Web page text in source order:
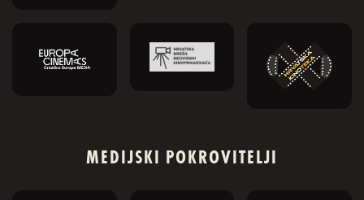
MEDIJSKI POKROVITELJI